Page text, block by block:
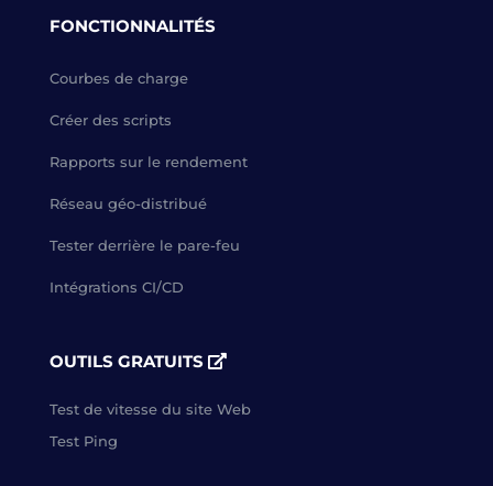
FONCTIONNALITÉS
Courbes de charge
Créer des scripts
Rapports sur le rendement
Réseau géo-distribué
Tester derrière le pare-feu
Intégrations CI/CD
OUTILS GRATUITS
Test de vitesse du site Web
Test Ping